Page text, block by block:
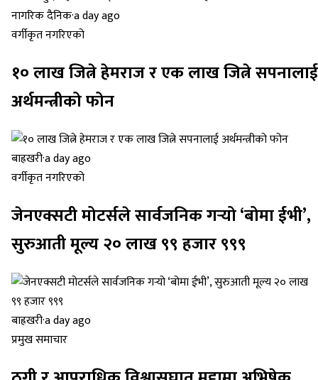
नागरिक दैनिक·a day ago
वर्गीकृत नगरिएको
१० लाख जित्ने हेमराज र एक लाख जित्ने सपनालाई
अर्थमन्त्रीको फोन
बाह्रखरी·a day ago
वर्गीकृत नगरिएको
जेनएक्सटी मोटर्सले सार्वजनिक गर्‍यो ‘बोमा ईभी’,
सुरुआती मूल्य २० लाख ९९ हजार ९९९
बाह्रखरी·a day ago
प्रमुख समाचार